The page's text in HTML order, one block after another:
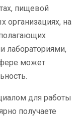
пищевой
организациях, на
лабораториями,
может
для работы
получаете